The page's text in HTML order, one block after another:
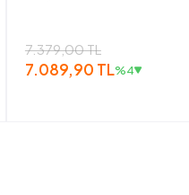
7.379,00 TL
7.089,90 TL%4